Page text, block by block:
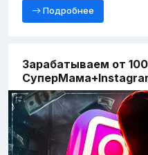
Подробнее
Зарабатываем от